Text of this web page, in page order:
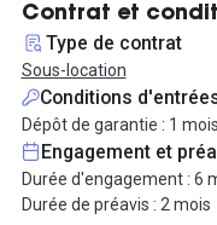
personnes offrent une
de 6 places constituent
vos équipes.
Vous disposerez
service avec une
des brainstormings, des
Ainsi que de quatre
passer des appels en
également à votre
Contrat et
Type de contrat
Sous-location
Conditions
Dépôt de garantie : 1 mois
Engagement et
Durée d'engagement : 6
Durée de préavis : 2 mois